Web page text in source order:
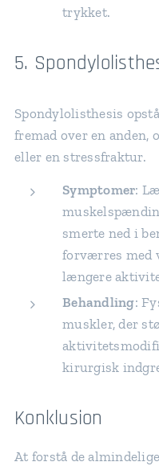
trykket.
5.
Spondylolisthesis
fremad over en anden,
eller en stressfraktur.
Symptomer:
smerte ned i
forværres med
længere
Behandling:
muskler, der
kirurgisk
Konklusion
At forstå de